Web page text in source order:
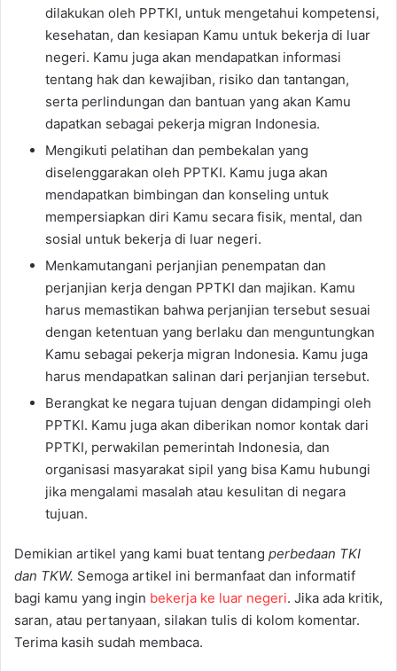
dilakukan oleh PPTKI, untuk mengetahui kompetensi,
kesehatan, dan kesiapan Kamu untuk bekerja di luar
negeri. Kamu juga akan mendapatkan informasi
tentang hak dan kewajiban, risiko dan tantangan,
serta perlindungan dan bantuan yang akan Kamu
dapatkan sebagai pekerja migran Indonesia.
Mengikuti pelatihan dan pembekalan yang
diselenggarakan oleh PPTKI. Kamu juga akan
mendapatkan bimbingan dan konseling untuk
mempersiapkan diri Kamu secara fisik, mental, dan
sosial untuk bekerja di luar negeri.
Menkamutangani perjanjian penempatan dan
perjanjian kerja dengan PPTKI dan majikan. Kamu
harus memastikan bahwa perjanjian tersebut sesuai
dengan ketentuan yang berlaku dan menguntungkan
Kamu sebagai pekerja migran Indonesia. Kamu juga
harus mendapatkan salinan dari perjanjian tersebut.
Berangkat ke negara tujuan dengan didampingi oleh
PPTKI. Kamu juga akan diberikan nomor kontak dari
PPTKI, perwakilan pemerintah Indonesia, dan
organisasi masyarakat sipil yang bisa Kamu hubungi
jika mengalami masalah atau kesulitan di negara
tujuan.
Demikian artikel yang kami buat tentang perbedaan TKI
dan TKW. Semoga artikel ini bermanfaat dan informatif
bagi kamu yang ingin bekerja ke luar negeri. Jika ada kritik,
saran, atau pertanyaan, silakan tulis di kolom komentar.
Terima kasih sudah membaca.